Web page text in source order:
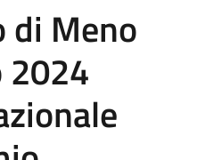
Meno
2024